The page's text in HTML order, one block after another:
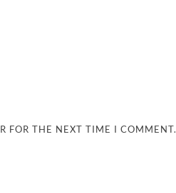
FOR THE NEXT TIME I COMMENT.